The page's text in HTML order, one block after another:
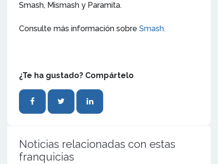
Smash, Mismash y Paramita.
Consulte más información sobre Smash.
¿Te ha gustado? Compártelo
Noticias relacionadas con estas
franquicias